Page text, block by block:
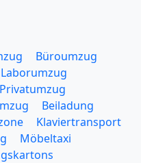
Büroumzug
Laborumzug
Privatumzug
Beiladung
Klaviertransport
Möbeltaxi